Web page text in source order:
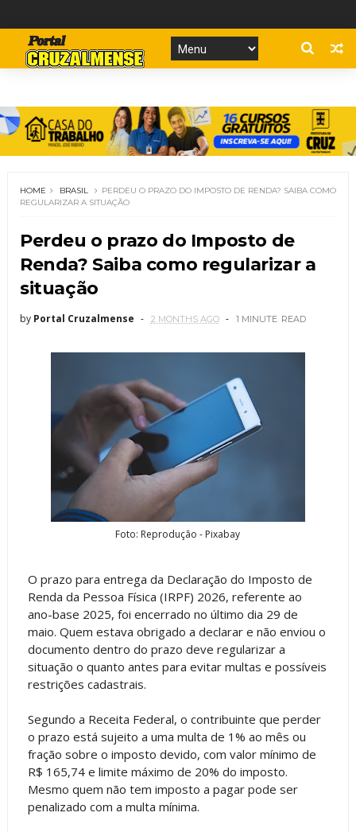
HOME BRASIL
PERDEU O PRAZO DO IMPOSTO DE RENDA? SAIBA COMO
REGULARIZAR A SITUAÇÃO
Perdeu o prazo do Imposto de
Renda? Saiba como regularizar a
situação
by Portal Cruzalmense 2 MONTHS AGO 1 MINUTE READ
Foto: Reprodução - Pixabay
O prazo para entrega da Declaração do Imposto de
Renda da Pessoa Física (IRPF) 2026, referente ao
ano-base 2025, foi encerrado no último dia 29 de
maio. Quem estava obrigado a declarar e não enviou o
documento dentro do prazo deve regularizar a
situação o quanto antes para evitar multas e possíveis
restrições cadastrais.
Segundo a Receita Federal, o contribuinte que perder
o prazo está sujeito a uma multa de 1% ao mês ou
fração sobre o imposto devido, com valor mínimo de
R$ 165,74 e limite máximo de 20% do imposto.
Mesmo quem não tem imposto a pagar pode ser
penalizado com a multa mínima.